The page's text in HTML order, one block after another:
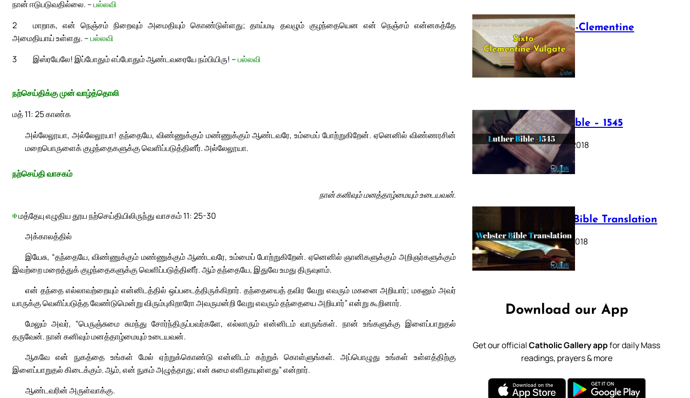
நான் ஈடுபடுவதில்லை. –பல்லவி
2
மாறாக, என் நெஞ்சம் நிறைவும் அமைதியும் கொண்டுள்ளது; தாய்மடி தவழும் குழந்தையென என் நெஞ்சம் என்னகத்தே
அமைதியாய் உள்ளது. –பல்லவி
3
இஸ்ரயேலே! இப்போதும் எப்போதும் ஆண்டவரையே நம்பியிரு! –பல்லவி
நற்செய்திக்கு முன் வாழ்த்தொலி
மத் 11: 25 காண்க
அல்லேலூயா, அல்லேலூயா! தந்தையே, விண்ணுக்கும் மண்ணுக்கும் ஆண்டவரே, உம்மைப் போற்றுகிறேன். ஏனெனில் விண்ணரசின்
மறைபொருளைக் குழந்தைகளுக்கு வெளிப்படுத்தினீர். அல்லேலூயா.
நற்செய்தி வாசகம்
நான் கனிவும் மனத்தாழ்மையும் உடையவன்.
✠மத்தேயு எழுதிய தூய நற்செய்தியிலிருந்து வாசகம் 11: 25-30
அக்காலத்தில்
இயேசு, “தந்தையே, விண்ணுக்கும் மண்ணுக்கும் ஆண்டவரே, உம்மைப் போற்றுகிறேன். ஏனெனில் ஞானிகளுக்கும் அறிஞர்களுக்கும்
இவற்றை மறைத்துக் குழந்தைகளுக்கு வெளிப்படுத்தினீர். ஆம் தந்தையே, இதுவே உமது திருவுளம்.
என் தந்தை எல்லாவற்றையும் என்னிடத்தில் ஒப்படைத்திருக்கிறார். தந்தையைத் தவிர வேறு எவரும் மகனை அறியார்; மகனும் அவர்
யாருக்கு வெளிப்படுத்த வேண்டுமென்று விரும்புகிறாரோ அவருமன்றி வேறு எவரும் தந்தையை அறியார்” என்று கூறினார்.
மேலும் அவர், “பெருஞ்சுமை சுமந்து சோர்ந்திருப்பவர்களே, எல்லாரும் என்னிடம் வாருங்கள். நான் உங்களுக்கு இளைப்பாறுதல்
தருவேன். நான் கனிவும் மனத்தாழ்மையும் உடையவன்.
ஆகவே என் நுகத்தை உங்கள் மேல் ஏற்றுக்கொண்டு என்னிடம் கற்றுக் கொள்ளுங்கள். அப்பொழுது உங்கள் உள்ளத்திற்கு
இளைப்பாறுதல் கிடைக்கும். ஆம், என் நுகம் அழுத்தாது; என் சுமை எளிதாயுள்ளது” என்றார்.
ஆண்டவரின் அருள்வாக்கு.
The Sixto-Clementine
Vulgate
July 12, 2025
Luther Bible – 1545
October 17, 2018
Webster Bible Translation
October 11, 2018
Download our App
Get our officialCatholic Gallery appfor daily Mass
readings, prayers & more